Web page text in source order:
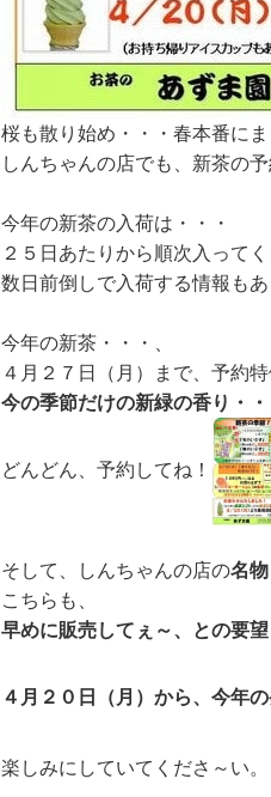
桜も散り始め・・・春本番にま
しんちゃんの店でも、新茶の
今年の新茶の入荷は・・・
２５日あたりから順次入ってく
数日前倒しで入荷する情報もあ
今年の新茶・・・、
４月２７日（月）まで、予約特
今の季節だけの新緑の香り・・
どんどん、予約してね！
そして、しんちゃんの店の名
こちらも、
早めに販売してぇ～、との要望
４月２０日（月）から、今年
楽しみにしていてくださ～い。